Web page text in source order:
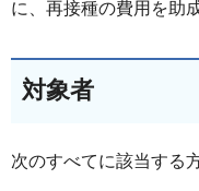
に、再接種の費用を助
対象者
次のすべてに該当する